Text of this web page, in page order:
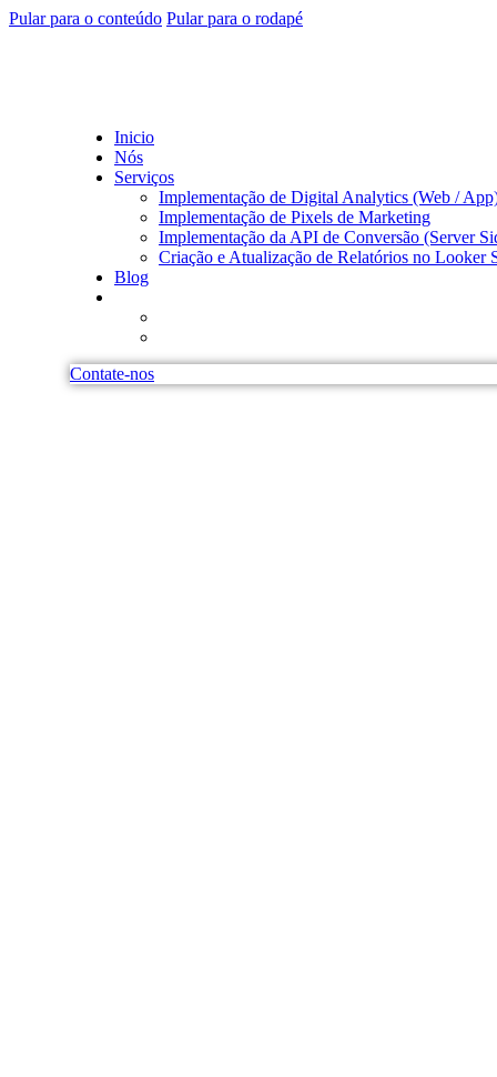
Pular para o conteúdo Pular para o rodapé
Inicio
Nós
Serviços
Implementação de Digital Analytics (Web /
Implementação de Pixels de Marketing
Implementação da API de Conversão (Server
Criação e Atualização de Relatórios no Looker
Blog
Contate-nos